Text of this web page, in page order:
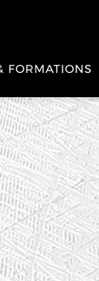
FORMATIONS